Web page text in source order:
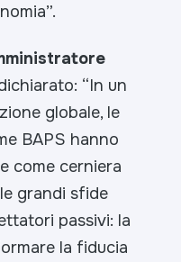
”.
“In un
globale, le
BAPS hanno
come cerniera
grandi sfide
passivi: la
la fiducia